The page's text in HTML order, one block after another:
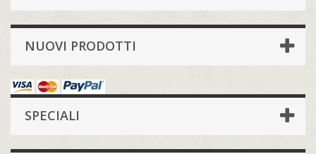
NUOVI PRODOTTI
SPECIALI